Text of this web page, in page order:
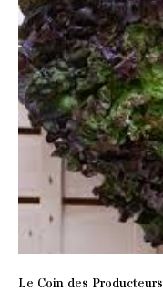
Le Coin des Producteurs